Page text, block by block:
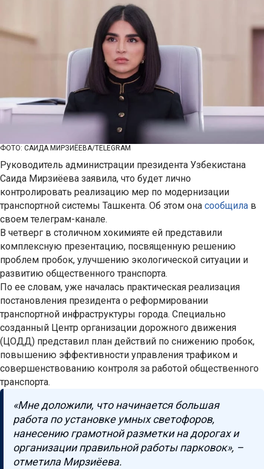
ФОТО: САИДА МИРЗИЁЕВА/TELEGRAM
Руководитель администрации президента Узбекистана
Саида Мирзиёева заявила, что будет лично
контролировать реализацию мер по модернизации
транспортной системы Ташкента. Об этом она сообщила в
своем телеграм-канале.
В четверг в столичном хокимияте ей представили
комплексную презентацию, посвященную решению
проблем пробок, улучшению экологической ситуации и
развитию общественного транспорта.
По ее словам, уже началась практическая реализация
постановления президента о реформировании
транспортной инфраструктуры города. Специально
созданный Центр организации дорожного движения
(ЦОДД) представил план действий по снижению пробок,
повышению эффективности управления трафиком и
совершенствованию контроля за работой общественного
транспорта.
«Мне доложили, что начинается большая
работа по установке умных светофоров,
нанесению грамотной разметки на дорогах и
организации правильной работы парковок», –
отметила Мирзиёева.